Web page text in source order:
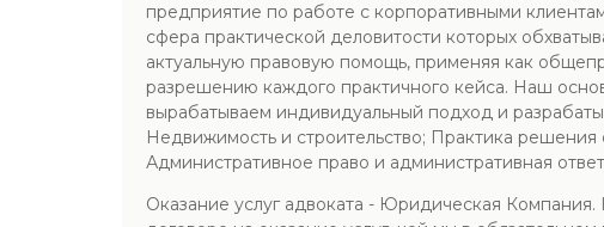
предприятие по работе с корпоративными
сфера практической деловитости которых
актуальную правовую помощь, применяя как
разрешению каждого практичного кейса. Наш
вырабатываем индивидуальный подход и
Недвижимость и строительство; Практика
Административное право и административная
Оказание услуг адвоката - Юридическая